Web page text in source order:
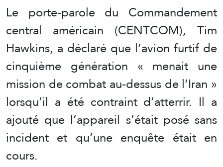
Le porte-parole du Commandement
central américain (CENTCOM), Tim
Hawkins, a déclaré que l’avion furtif de
cinquième génération « menait une
mission de combat au-dessus de l’Iran »
lorsqu’il a été contraint d’atterrir. Il a
ajouté que l’appareil s’était posé sans
incident et qu’une enquête était en
cours.